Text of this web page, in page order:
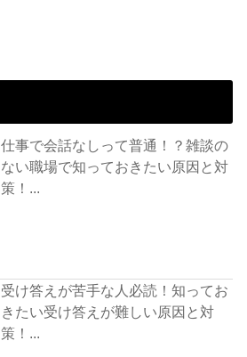
仕事で会話なしって普通！？雑談の
ない職場で知っておきたい原因と対
策！...
受け答えが苦手な人必読！知ってお
きたい受け答えが難しい原因と対
策！...